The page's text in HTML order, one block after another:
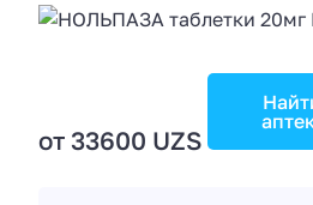
от 33600 UZS